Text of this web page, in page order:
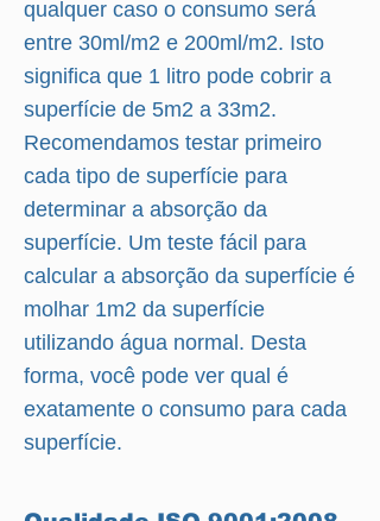
qualquer caso o consumo será
entre 30ml/m2 e 200ml/m2. Isto
significa que 1 litro pode cobrir a
superfície de 5m2 a 33m2.
Recomendamos testar primeiro
cada tipo de superfície para
determinar a absorção da
superfície. Um teste fácil para
calcular a absorção da superfície é
molhar 1m2 da superfície
utilizando água normal. Desta
forma, você pode ver qual é
exatamente o consumo para cada
superfície.